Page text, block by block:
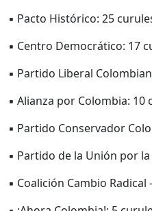
▪ Pacto Histórico: 25
▪ Centro Democrático: 17
▪ Partido Liberal
▪ Alianza por Colombia: 10
▪ Partido Conservador
▪ Partido de la Unión por
▪ Coalición Cambio Radical